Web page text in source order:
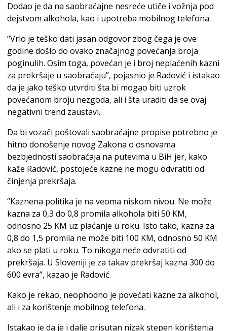
Dodao je da na saobraćajne nesreće utiče i vožnja pod
dejstvom alkohola, kao i upotreba mobilnog telefona.
“Vrlo je teško dati jasan odgovor zbog čega je ove
godine došlo do ovako značajnog povećanja broja
poginulih. Osim toga, povećan je i broj neplaćenih kazni
za prekršaje u saobraćaju”, pojasnio je Radović i istakao
da je jako teško utvrditi šta bi mogao biti uzrok
povećanom broju nezgoda, ali i šta uraditi da se ovaj
negativni trend zaustavi.
Da bi vozači poštovali saobraćajne propise potrebno je
hitno donošenje novog Zakona o osnovama
bezbjednosti saobraćaja na putevima u BiH jer, kako
kaže Radović, postojeće kazne ne mogu odvratiti od
činjenja prekršaja.
“Kaznena politika je na veoma niskom nivou. Ne može
kazna za 0,3 do 0,8 promila alkohola biti 50 KM,
odnosno 25 KM uz plaćanje u roku. Isto tako, kazna za
0,8 do 1,5 promila ne može biti 100 KM, odnosno 50 KM
ako se plati u roku. To nikoga neće odvratiti od
prekršaja. U Sloveniji je za takav prekršaj kazna 300 do
600 evra”, kazao je Radović.
Kako je rekao, neophodno je povećati kazne za alkohol,
ali i za korištenje mobilnog telefona.
Istakao je da je i dalje prisutan nizak stepen korištenja